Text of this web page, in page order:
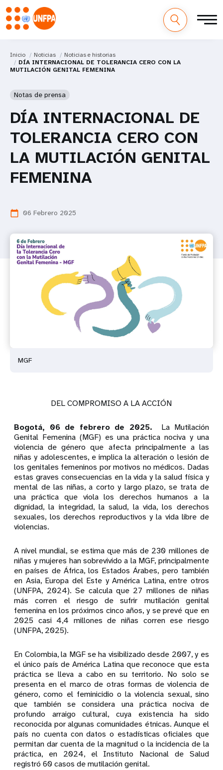
Inicio Noticias
Noticias e historias
DÍA INTERNACIONAL DE TOLERANCIA CERO CON LA
MUTILACIÓN GENITAL FEMENINA
Notas de prensa
DÍA INTERNACIONAL DE
TOLERANCIA CERO CON
LA MUTILACIÓN GENITAL
FEMENINA
calendar_today 06 Febrero 2025
MGF
DEL COMPROMISO A LA ACCIÓN
Bogotá, 06 de febrero de 2025.
La Mutilación
Genital Femenina (MGF) es una práctica nociva y una
violencia de género que afecta principalmente a las
niñas y adolescentes, e implica la alteración o lesión de
los genitales femeninos por motivos no médicos. Dadas
estas graves consecuencias en la vida y la salud física y
mental de las niñas, a corto y largo plazo, se trata de
una práctica que viola los derechos humanos a la
dignidad, la integridad, la salud, la vida, los derechos
sexuales, los derechos reproductivos y la vida libre de
violencias.
A nivel mundial, se estima que más de 230 millones de
niñas y mujeres han sobrevivido a la MGF, principalmente
en países de África, los Estados Árabes, pero también
en Asia, Europa del Este y América Latina, entre otros
(UNFPA, 2024). Se calcula que 27 millones de niñas
más corren el riesgo de sufrir mutilación genital
femenina en los próximos cinco años, y se prevé que en
2025 casi 4,4 millones de niñas corren ese riesgo
(UNFPA, 2025).
En Colombia, la MGF se ha visibilizado desde 2007, y es
el único país de América Latina que reconoce que esta
práctica se lleva a cabo en su territorio. No solo se
presenta en el marco de otras formas de violencia de
género, como el feminicidio o la violencia sexual, sino
que también se considera una práctica nociva de
profundo arraigo cultural, cuya existencia ha sido
reconocida por algunas comunidades étnicas. Aunque el
país no cuenta con datos o estadísticas oficiales que
permitan dar cuenta de la magnitud o la incidencia de la
práctica, en 2024, el Instituto Nacional de Salud
registró 60 casos de mutilación genital.